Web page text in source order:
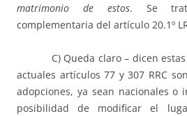
matrimonio de estos. Se
complementaria del artículo 20.1º
C) Queda claro – dicen estas
actuales artículos 77 y 307 RRC
adopciones, ya sean nacionales o
posibilidad de modificar el